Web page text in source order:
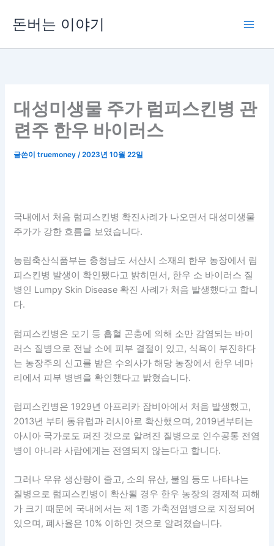
로
돈버는 이야기
대성미생물 주가 럼피스킨병 관
련주 한우 바이러스
글쓴이truemoney/2023년 10월 22일
국내에서 처음 럼피스킨병 확진사례가 나오면서 대성미생물
주가가 강한 흐름을 보였습니다.
농림축산식품부는 충청남도 서산시 소재의 한우 농장에서 림
피스킨병 발생이 확인됐다고 밝히면서, 한우 소 바이러스 질
병인 Lumpy Skin Disease 확진 사례가 처음 발생했다고 합니
다.
럼피스킨병은 모기 등 흡혈 곤충에 의해 소만 감염되는 바이
러스 질병으로 전날 소에 피부 결절이 있고, 식욕이 부진하다
는 농장주의 신고를 받은 수의사가 해당 농장에서 한우 네마
리에서 피부 병변을 확인했다고 밝혔습니다.
럼피스킨병은 1929년 아프리카 잠비아에서 처음 발생했고,
2013년 부터 동유럽과 러시아로 확산했으며, 2019년부터는
아시아 국가로도 퍼진 것으로 알려진 질병으로 인수공통 전염
병이 아니라 사람에게는 전염되지 않는다고 합니다.
그러나 우유 생산량이 줄고, 소의 유산, 불임 등도 나타나는
질병으로 럼피스킨병이 확산될 경우 한우 농장의 경제적 피해
가 크기 때문에 국내에서는 제 1종 가축전염병으로 지정되어
있으며, 폐사율은 10% 이하인 것으로 알려졌습니다.